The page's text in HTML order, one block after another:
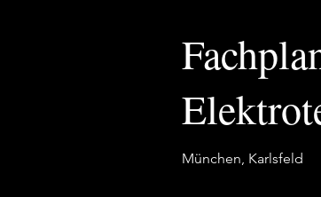
München, Karlsfeld